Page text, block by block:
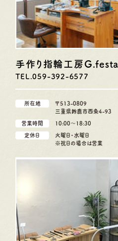
手作り指輪工房G.festa
TEL.059-392-6577
所在地
〒513-0809
三重県鈴鹿市西条4-93
営業時間 10:00〜18:30
定休日
火曜日・水曜日
※祝日の場合は営業